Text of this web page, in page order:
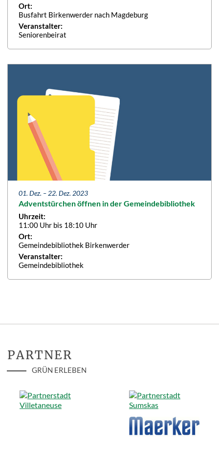
Ort:
Busfahrt Birkenwerder nach Magdeburg
Veranstalter:
Seniorenbeirat
01. Dez. – 22. Dez. 2023
Adventstürchen öffnen in der Gemeindebibliothek
Uhrzeit:
11:00 Uhr bis 18:10 Uhr
Ort:
Gemeindebibliothek Birkenwerder
Veranstalter:
Gemeindebibliothek
PARTNER
GRÜN ERLEBEN